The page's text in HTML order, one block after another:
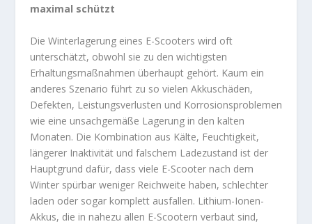
maximal schützt
Die Winterlagerung eines E-Scooters wird oft
unterschätzt, obwohl sie zu den wichtigsten
Erhaltungsmaßnahmen überhaupt gehört. Kaum ein
anderes Szenario führt zu so vielen Akkuschäden,
Defekten, Leistungsverlusten und Korrosionsproblemen
wie eine unsachgemäße Lagerung in den kalten
Monaten. Die Kombination aus Kälte, Feuchtigkeit,
längerer Inaktivität und falschem Ladezustand ist der
Hauptgrund dafür, dass viele E-Scooter nach dem
Winter spürbar weniger Reichweite haben, schlechter
laden oder sogar komplett ausfallen. Lithium-Ionen-
Akkus, die in nahezu allen E-Scootern verbaut sind,